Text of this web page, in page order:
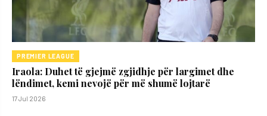
PREMIER LEAGUE
Iraola: Duhet të gjejmë zgjidhje për largimet dhe
lëndimet, kemi nevojë për më shumë lojtarë
17 Jul 2026